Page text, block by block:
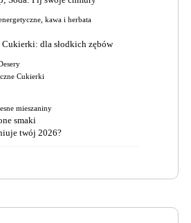
kawa i herbata
Cukierki: dla słodkich zębów
Cukierki
mieszaniny
smaki
twój 2026?